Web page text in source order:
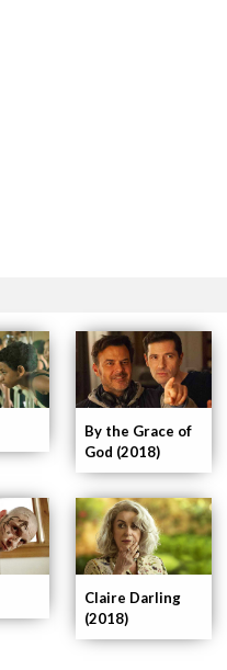
Claire Darling
(2018)
By the Grace of
God (2018)